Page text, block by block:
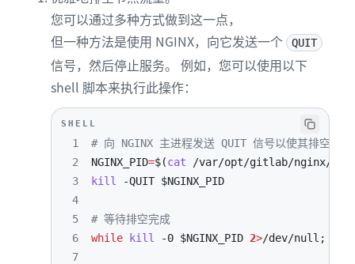
您可以通过多种方式做到这一点，
但一种方法是使用 NGINX，向它发送一个
QUIT
信号，然后停止服务。 例如，您可以使用以下
shell 脚本来执行此操作：
SHELL
1
# 向 NGINX 主进程发送 QUIT 信号以使其排空并退
2
NGINX_PID=$(cat /var/opt/gitlab/nginx/
3
kill -QUIT $NGINX_PID
4
5
# 等待排空完成
6
while kill -0 $NGINX_PID 2>/dev/null ;
7